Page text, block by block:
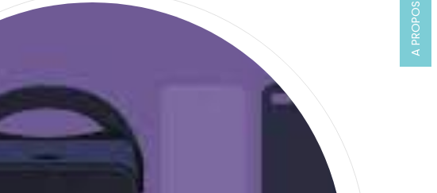
A PROPOS